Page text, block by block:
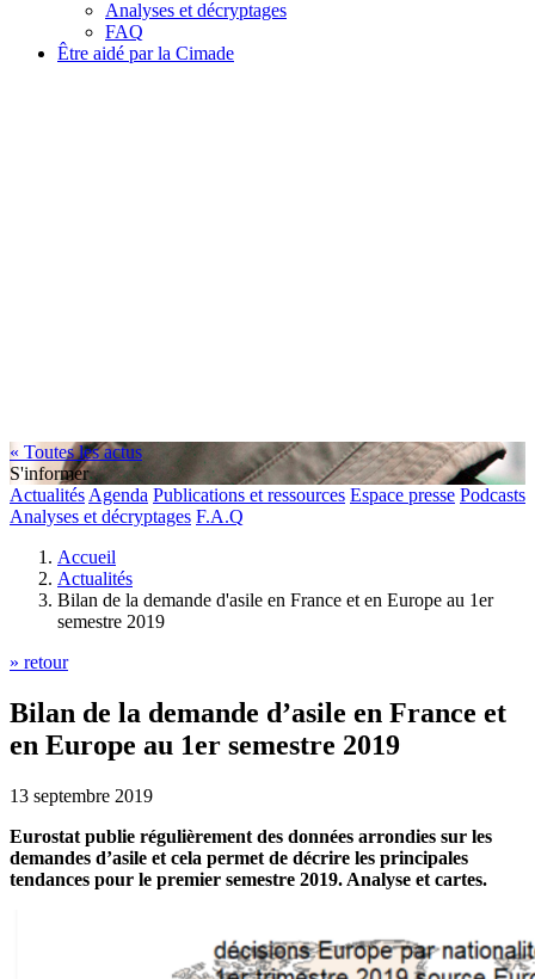
Analyses et décryptages
FAQ
Être aidé par la Cimade
« Toutes les actus
S'informer
Actualités Agenda Publications et ressources Espace presse Podcasts
Analyses et décryptages F.A.Q
Accueil
Actualités
Bilan de la demande d'asile en France et en Europe au 1er
semestre 2019
» retour
Bilan de la demande d’asile en France et
en Europe au 1er semestre 2019
13 septembre 2019
Eurostat publie régulièrement des données arrondies sur les
demandes d’asile et cela permet de décrire les principales
tendances pour le premier semestre 2019. Analyse et cartes.